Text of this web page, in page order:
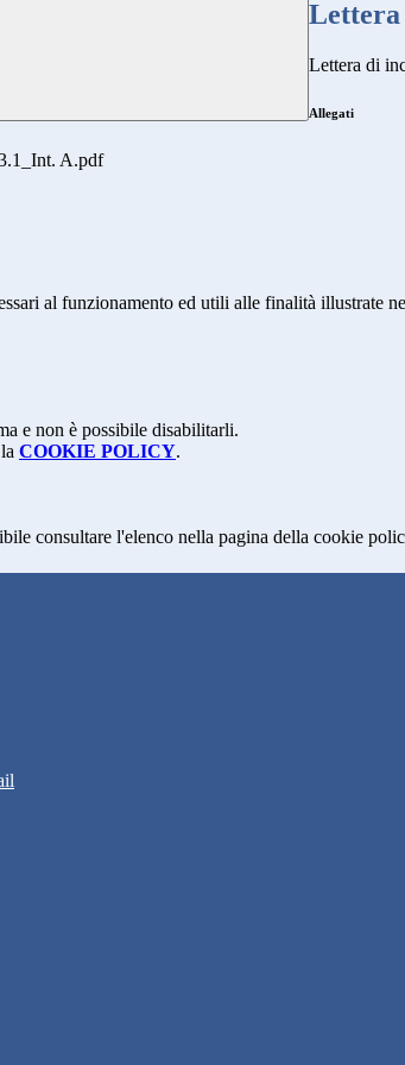
Lettera di
Allegati
A.pdf
al funzionamento ed utili alle finalità illustrate
e non è possibile disabilitarli.
COOKIE POLICY.
consultare l'elenco nella pagina della cookie